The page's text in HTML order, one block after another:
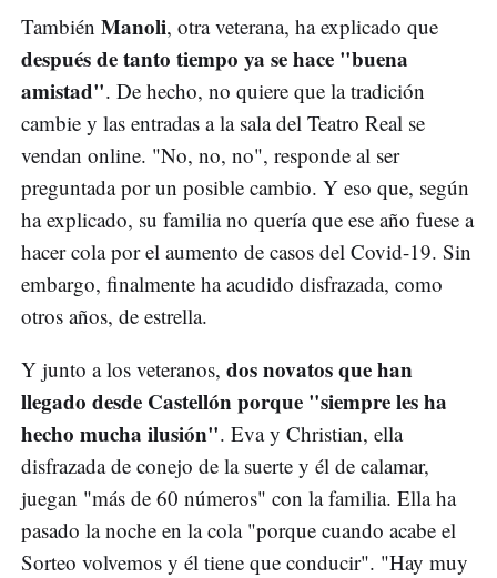
También Manoli, otra veterana, ha explicado que
después de tanto tiempo ya se hace "buena
amistad". De hecho, no quiere que la tradición
cambie y las entradas a la sala del Teatro Real se
vendan online. "No, no, no", responde al ser
preguntada por un posible cambio. Y eso que, según
ha explicado, su familia no quería que ese año fuese a
hacer cola por el aumento de casos del Covid-19. Sin
embargo, finalmente ha acudido disfrazada, como
otros años, de estrella.
Y junto a los veteranos, dos novatos que han
llegado desde Castellón porque "siempre les ha
hecho mucha ilusión". Eva y Christian, ella
disfrazada de conejo de la suerte y él de calamar,
juegan "más de 60 números" con la familia. Ella ha
pasado la noche en la cola "porque cuando acabe el
Sorteo volvemos y él tiene que conducir". "Hay muy